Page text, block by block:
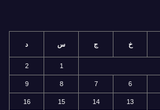
خ ج س د
1
2
6
7
8
9
13
14
15
16